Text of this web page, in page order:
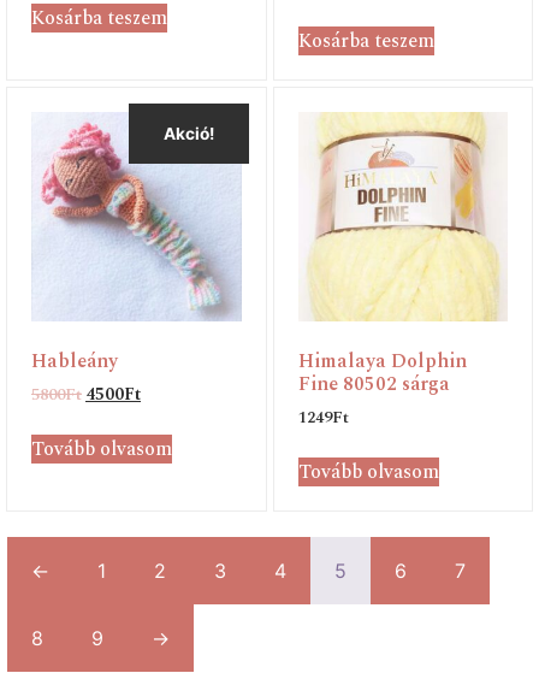
Kosárba teszem
Kosárba teszem
Akció!
Hableány
5800Ft4500Ft
Tovább olvasom
Himalaya Dolphin
Fine 80502 sárga
1249Ft
Tovább olvasom
← 1 2 3 4 5 6 7
8 9 →